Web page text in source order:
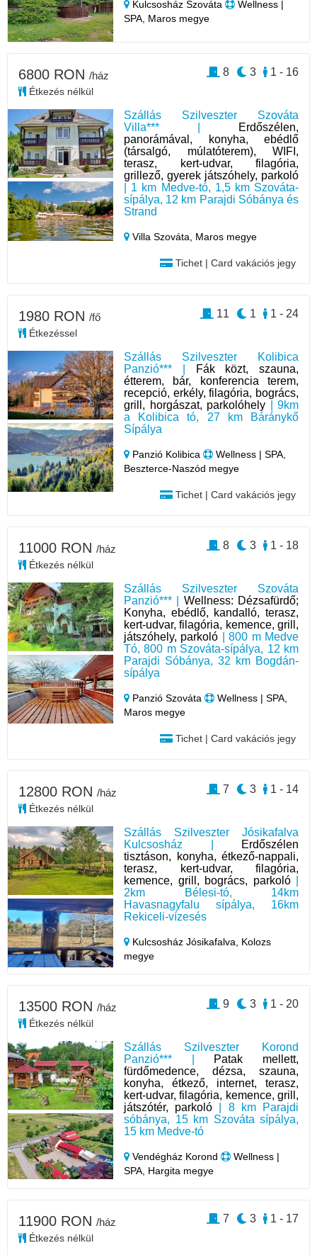
Kulcsosház Szováta
Wellness |
SPA, Maros megye
Szállás Szilveszter Szováta
Villa*** |
Erdőszélen,
panorámával, konyha, ebédlő
(társalgó, múlatóterem), WIFI,
terasz, kert-udvar, filagória,
grillező, gyerek játszóhely, parkoló
| 1 km Medve-tó, 1,5 km Szováta-
sípálya, 12 km Parajdi Sóbánya és
Strand
Villa Szováta, Maros megye
Tichet | Card vakációs jegy
6800 RON /ház
Étkezés nélkül
1 - 16
3
8
Szállás Szilveszter Kolibica
Panzió*** |
Fák közt, szauna,
étterem, bár, konferencia terem,
recepció, erkély, filagória, bogrács,
grill, horgászat, parkolóhely | 9km
a Kolibica tó, 27 km Báránykő
Sípálya
Panzió Kolibica
Wellness | SPA,
Beszterce-Naszód megye
Tichet | Card vakációs jegy
1980 RON /fő
Étkezéssel
1 - 24
1
11
Szállás Szilveszter Szováta
Panzió*** | Wellness: Dézsafürdő;
Konyha, ebédlő, kandalló, terasz,
kert-udvar, filagória, kemence, grill,
játszóhely, parkoló | 800 m Medve
Tó, 800 m Szováta-sípálya, 12 km
Parajdi Sóbánya, 32 km Bogdán-
sípálya
Panzió Szováta
Wellness | SPA,
Maros megye
Tichet | Card vakációs jegy
11000 RON /ház
Étkezés nélkül
1 - 18
3
8
Szállás Szilveszter Jósikafalva
Kulcsosház |
Erdőszélen
tisztáson, konyha, étkező-nappali,
terasz, kert-udvar, filagória,
kemence, grill, bogrács, parkoló|
2km Bélesi-tó, 14km
Havasnagyfalu sípálya, 16km
Rekiceli-vízesés
Kulcsosház Jósikafalva, Kolozs
megye
12800 RON /ház
Étkezés nélkül
1 - 14
3
7
Szállás Szilveszter Korond
Panzió*** | Patak mellett,
fürdőmedence, dézsa, szauna,
konyha, étkező, internet, terasz,
kert-udvar, filagória, kemence, grill,
játszótér, parkoló | 8 km Parajdi
sóbánya, 15 km Szováta sípálya,
15 km Medve-tó
Vendégház Korond
Wellness |
SPA, Hargita megye
13500 RON /ház
Étkezés nélkül
1 - 20
3
9
11900 RON /ház
Étkezés nélkül
1 - 17
3
7